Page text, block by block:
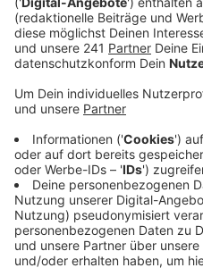
Geheimtreffen von
Politiker begrüßen, dass
Menschen für die
Trotzdem bleibt die
nach den Protesten?
Anzeige
Das ist die Antwort von
Reul aus Leichlingen: